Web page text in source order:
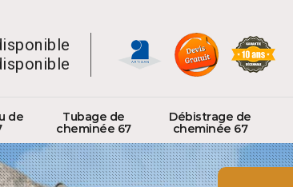
de
Tubage de
cheminée 67
Débistrage de
cheminée 67